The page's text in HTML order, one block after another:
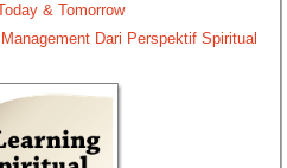
& Tomorrow
Dari Perspektif Spiritual